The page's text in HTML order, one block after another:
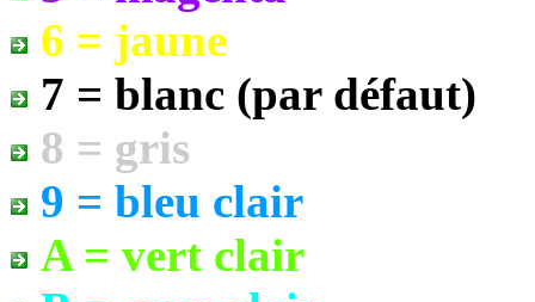
6 = jaune
7 = blanc (par défaut)
8 = gris
9 = bleu clair
A = vert clair